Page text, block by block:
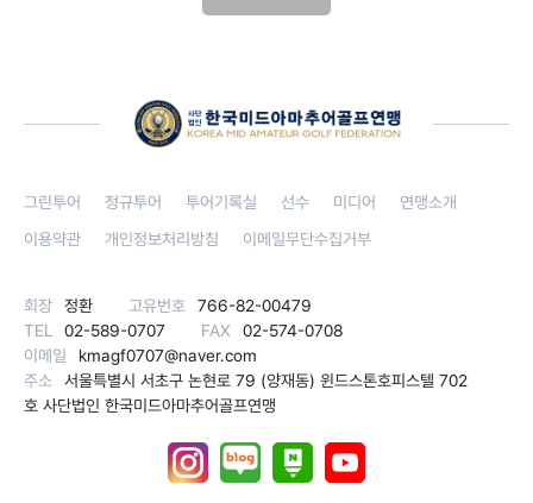
그린투어 정규투어 투어기록실 선수 미디어
연맹소개
이용약관
개인정보처리방침 이메일무단수집거부
회장 정환 고유번호
766-82-00479
TEL
02-589-0707 FAX
02-574-0708
이메일
kmagf0707@naver.com
주소
서울특별시 서초구 논현로 79 (양재동) 윈드스톤호피스텔 702
호 사단법인 한국미드아마추어골프연맹